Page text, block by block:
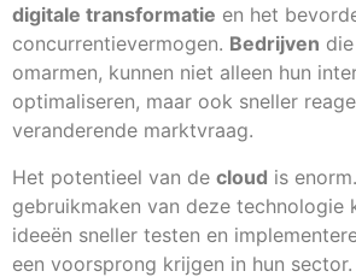
digitale transformatie en het
concurrentievermogen. Bedrijven
omarmen, kunnen niet alleen hun
optimaliseren, maar ook sneller
veranderende marktvraag.
Het potentieel van de cloud is
gebruikmaken van deze technologie
ideeën sneller testen en
een voorsprong krijgen in hun